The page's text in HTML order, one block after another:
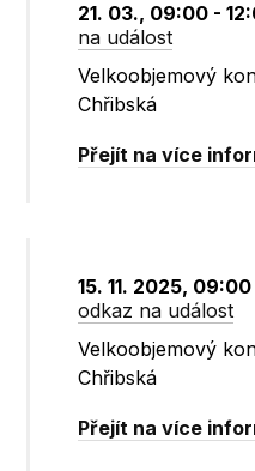
21. 03., 09:00 -
na událost
Velkoobjemový
Chřibská
Přejít na více
15. 11. 2025,
odkaz na událost
Velkoobjemový
Chřibská
Přejít na více